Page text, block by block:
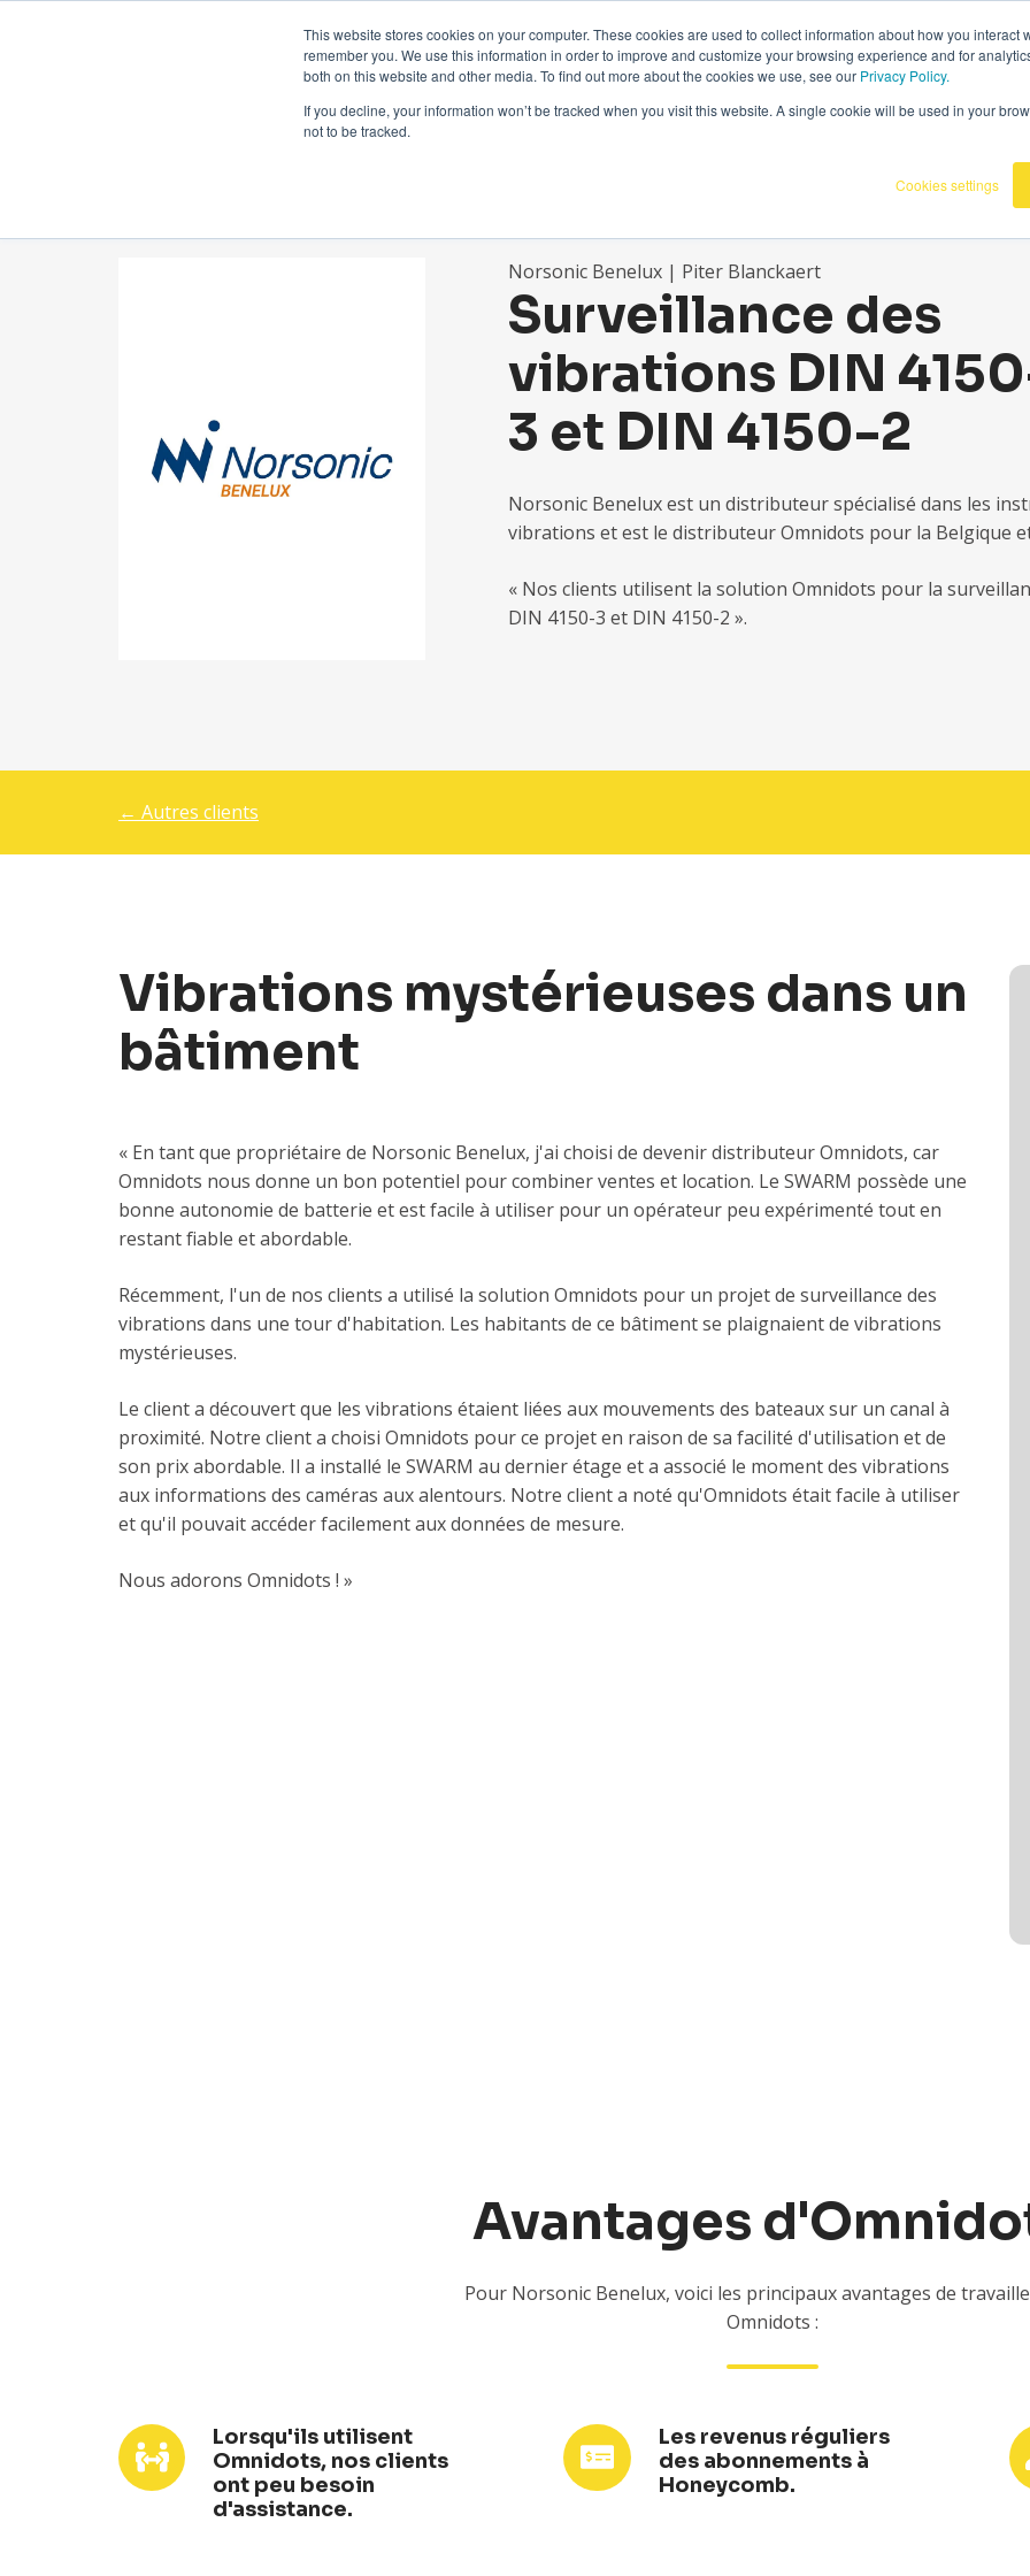
This website stores cookies on your computer. These cookies are used to collect information about how you interact
remember you. We use this information in order to improve and customize your browsing experience and for
both on this website and other media. To find out more about the cookies we use, see our Privacy Policy.
If you decline, your information won’t be tracked when you visit this website. A single cookie will be used in your
not to be tracked.
Cookies settings
Prenez contact avec nous :+31 85 0070336 | Omnidots dans les médias
Produits Clients Savoir
Norsonic Benelux | Piter Blanckaert
Surveillance des
vibrations DIN
3 et DIN 4150-2
Norsonic Benelux est un distributeur spécialisé dans les
vibrations et est le distributeur Omnidots pour la Belgique
« Nos clients utilisent la solution Omnidots pour la
DIN 4150-3 et DIN 4150-2 ».
← Autres clients
Vibrations mystérieuses dans un
bâtiment
« En tant que propriétaire de Norsonic Benelux, j'ai choisi de devenir distributeur Omnidots, car
Omnidots nous donne un bon potentiel pour combiner ventes et location. Le SWARM possède une
bonne autonomie de batterie et est facile à utiliser pour un opérateur peu expérimenté tout en
restant fiable et abordable.
Récemment, l'un de nos clients a utilisé la solution Omnidots pour un projet de surveillance des
vibrations dans une tour d'habitation. Les habitants de ce bâtiment se plaignaient de vibrations
mystérieuses.
Le client a découvert que les vibrations étaient liées aux mouvements des bateaux sur un canal à
proximité. Notre client a choisi Omnidots pour ce projet en raison de sa facilité d'utilisation et de
son prix abordable. Il a installé le SWARM au dernier étage et a associé le moment des vibrations
aux informations des caméras aux alentours. Notre client a noté qu'Omnidots était facile à utiliser
et qu'il pouvait accéder facilement aux données de mesure.
Nous adorons Omnidots ! »
Avantages
Pour Norsonic Benelux, voici les principaux avantages de
Omnidots :
Lorsqu'ils utilisent
Omnidots, nos clients
ont peu besoin
d'assistance.
Lorsqu'ils
utilisent
Omnidots,
Les revenus réguliers
des abonnements à
Honeycomb.
Les
revenus
réguliers
Sa